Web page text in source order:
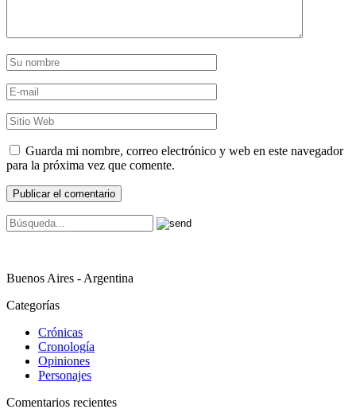
Guarda mi nombre, correo electrónico y web en este navegador
para la próxima vez que comente.
Buenos Aires - Argentina
Categorías
Crónicas
Cronología
Opiniones
Personajes
Comentarios recientes